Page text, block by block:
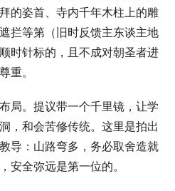
的姿首、寺内千年木柱上的雕
拦等第（旧时反馈主东谈主地
时针标的，且不成对朝圣者进
重。
局。提议带一个千里镜，让学
，和会苦修传统。这里是拍出
导：山路弯多，务必取舍造就
安全弥远是第一位的。